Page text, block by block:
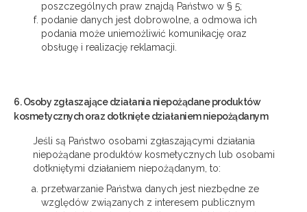
poszczególnych praw znajdą Państwo w § 5;
podanie danych jest dobrowolne, a odmowa ich
podania może uniemożliwić komunikację oraz
obsługę i realizację reklamacji.
6. Osoby zgłaszające działania niepożądane produktów
kosmetycznych oraz dotknięte działaniem niepożądanym
Jeśli są Państwo osobami zgłaszającymi działania
niepożądane produktów kosmetycznych lub osobami
dotkniętymi działaniem niepożądanym, to:
przetwarzanie Państwa danych jest niezbędne ze
względów związanych z interesem publicznym